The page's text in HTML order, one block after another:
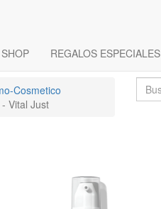
REGALOS ESPECIALES
Cosmetico
Vital Just